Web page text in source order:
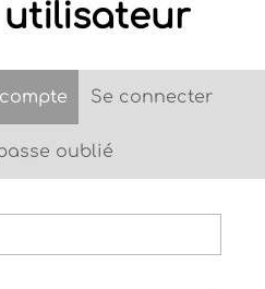
utilisateur
(onglet actif)
Se connecter
oublié